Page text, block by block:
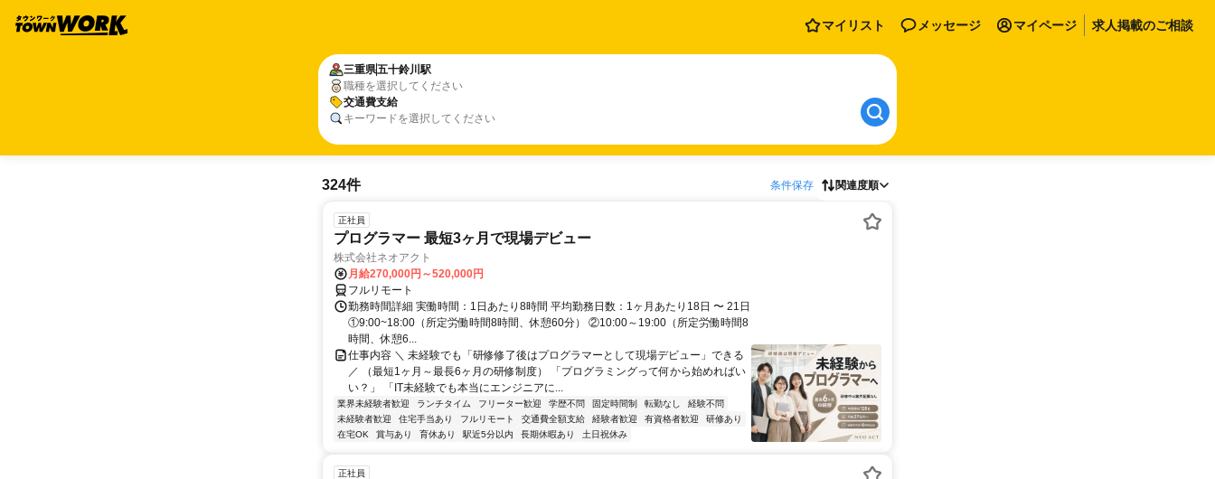
マイリスト メッセージ マイページ 求人掲載のご相談
三重県五十鈴川駅
職種を選択してください
交通費支給
キーワードを選択してください
324件 条件保存 関連度順
正社員
プログラマー 最短3ヶ月で現場デビュー
株式会社ネオアクト
月給270,000円～520,000円
フルリモート
勤務時間詳細 実働時間：1日あたり8時間 平均勤務日数：1ヶ月あたり18日 〜 21日
①9:00~18:00（所定労働時間8時間、休憩60分） ②10:00～19:00（所定労働時間8
時間、休憩6...
仕事内容 ＼ 未経験でも「研修修了後はプログラマーとして現場デビュー」できる
／ （最短1ヶ月～最長6ヶ月の研修制度） 「プログラミングって何から始めればい
い？」 「IT未経験でも本当にエンジニアに...
業界未経験者歓迎 ランチタイム フリーター歓迎 学歴不問 固定時間制 転勤なし
経験不問
未経験者歓迎
住宅手当あり フルリモート 交通費全額支給 経験者歓迎 有資格者歓迎
研修あり
在宅OK
賞与あり 育休あり 駅近5分以内 長期休暇あり 土日祝休み
正社員